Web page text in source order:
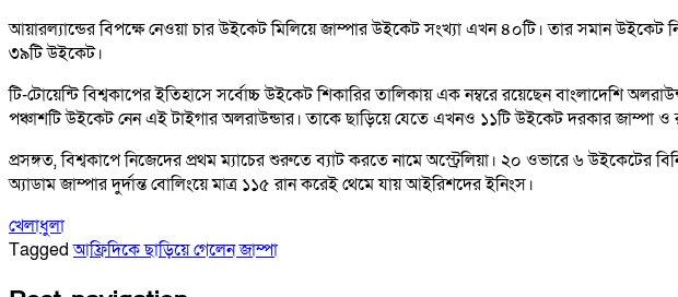
আয়ারল্যান্ডের বিপক্ষে নেওয়া চার উইকেট মিলিয়ে জাম্পার উইকেট সংখ্যা এখন ৪০টি। তার সমান উইকেট
৩৯টি উইকেট।
টি-টোয়েন্টি বিশ্বকাপের ইতিহাসে সর্বোচ্চ উইকেট শিকারির তালিকায় এক নম্বরে রয়েছেন বাংলাদেশি
পঞ্চাশটি উইকেট নেন এই টাইগার অলরাউন্ডার। তাকে ছাড়িয়ে যেতে এখনও ১১টি উইকেট দরকার জাম্পা ও
প্রসঙ্গত, বিশ্বকাপে নিজেদের প্রথম ম্যাচের শুরুতে ব্যাট করতে নামে অস্ট্রেলিয়া। ২০ ওভারে ৬
অ্যাডাম জাম্পার দুর্দান্ত বোলিংয়ে মাত্র ১১৫ রান করেই থেমে যায় আইরিশদের ইনিংস।
খেলাধুলা
Taggedআফ্রিদিকে ছাড়িয়ে গেলেন জাম্পা